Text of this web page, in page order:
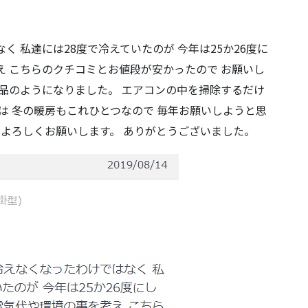
私達には28度で冷えていたのが 今年は25か26度に
ちらのクチコミとお値段が安かったので お願いし
のようになりました。 エアコンの中を掃除するだけ
冬の暖房もこれひとつなので 毎年お願いしようと思
しくお願いします。 ありがとうございました。